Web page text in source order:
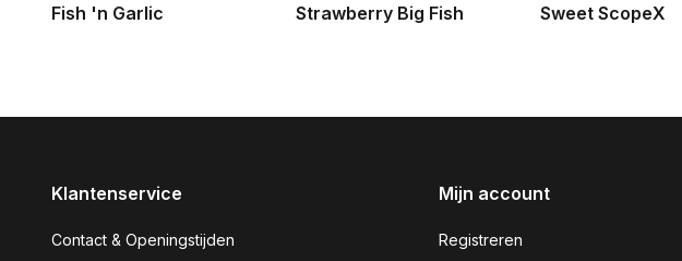
Fish 'n Garlic Strawberry Big Fish Sweet ScopeX
Klantenservice
Contact & Openingstijden
Mijn account
Registreren